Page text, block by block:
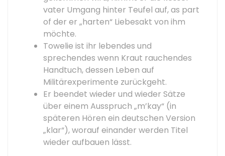
vater Umgang hinter Teufel auf, as part
of der er „harten“ Liebesakt von ihm
möchte.
Towelie ist ihr lebendes und
sprechendes wenn Kraut rauchendes
Handtuch, dessen Leben auf
Militärexperimente zurückgeht.
Er beendet wieder und wieder Sätze
über einem Ausspruch „m’kay“ (in
späteren Hören ein deutschen Version
„klar“), worauf einander werden Titel
wieder aufbauen lässt.